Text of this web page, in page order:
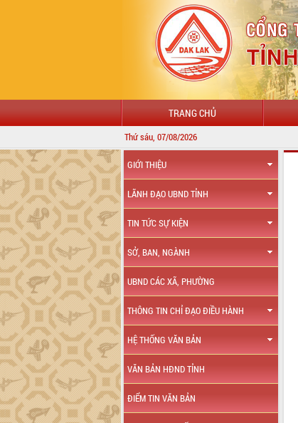
TRANG CHỦ
Thứ sáu, 07/08/2026
GIỚI THIỆU
LÃNH ĐẠO UBND TỈNH
TIN TỨC SỰ KIỆN
SỞ, BAN, NGÀNH
UBND CÁC XÃ, PHƯỜNG
THÔNG TIN CHỈ ĐẠO ĐIỀU HÀNH
HỆ THỐNG VĂN BẢN
VĂN BẢN HĐND TỈNH
ĐIỂM TIN VĂN BẢN